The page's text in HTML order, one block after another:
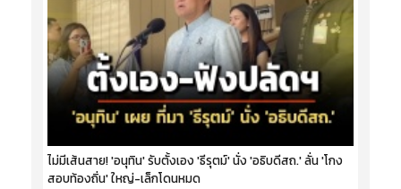
ไม่มีเส้นสาย! 'อนุทิน' รับตั้งเอง 'ธีรุตม์' นั่ง 'อธิบดีสถ.' ลั่น 'โกง
สอบท้องถิ่น' ใหญ่-เล็กโดนหมด